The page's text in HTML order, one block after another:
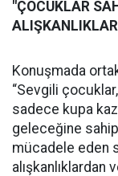
"ÇOCUKLAR
Konuşmada
“Sevgili
sadece kupa
geleceğine sahip
mücadele eden
alışkanlıklardan